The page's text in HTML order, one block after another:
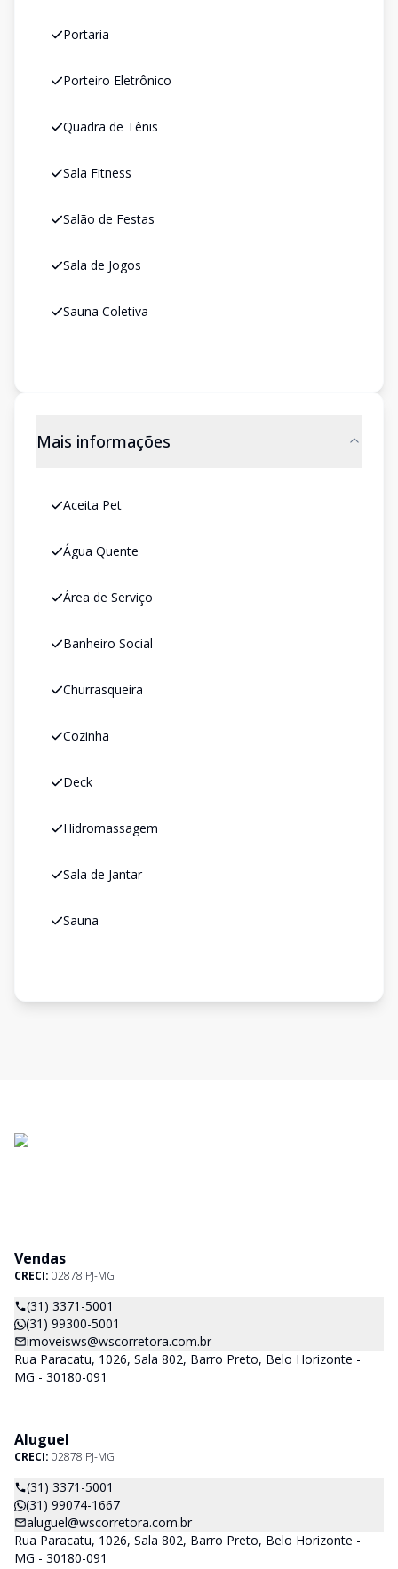
Portaria
Porteiro Eletrônico
Quadra de Tênis
Sala Fitness
Salão de Festas
Sala de Jogos
Sauna Coletiva
Mais informações
Aceita Pet
Água Quente
Área de Serviço
Banheiro Social
Churrasqueira
Cozinha
Deck
Hidromassagem
Sala de Jantar
Sauna
Vendas
CRECI: 02878 PJ-MG
(31) 3371-5001
(31) 99300-5001
imoveisws@wscorretora.com.br
Rua Paracatu, 1026, Sala 802, Barro Preto, Belo Horizonte -
MG - 30180-091
Aluguel
CRECI: 02878 PJ-MG
(31) 3371-5001
(31) 99074-1667
aluguel@wscorretora.com.br
Rua Paracatu, 1026, Sala 802, Barro Preto, Belo Horizonte -
MG - 30180-091